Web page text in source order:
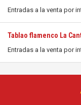
Entradas a la venta por
Tablao flamenco La
Entradas a la venta por